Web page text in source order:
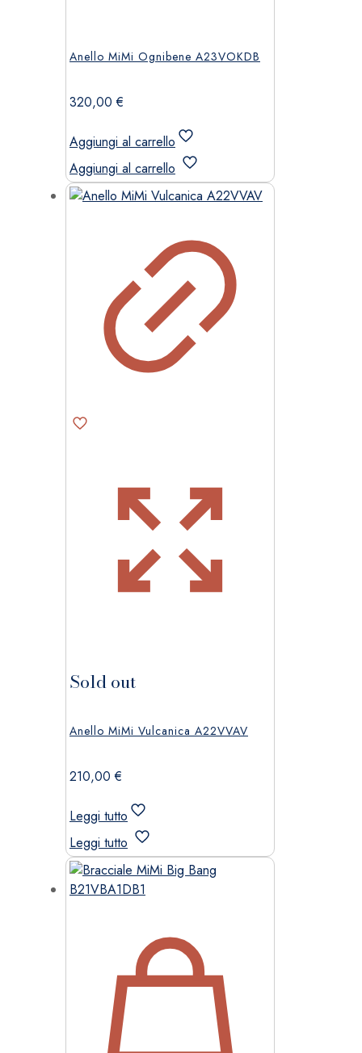
Anello MiMi Ognibene A23VOKDB
320,00€
Aggiungi al carrello
Aggiungi al carrello
Sold out
Anello MiMi Vulcanica A22VVAV
210,00€
Leggi tutto
Leggi tutto